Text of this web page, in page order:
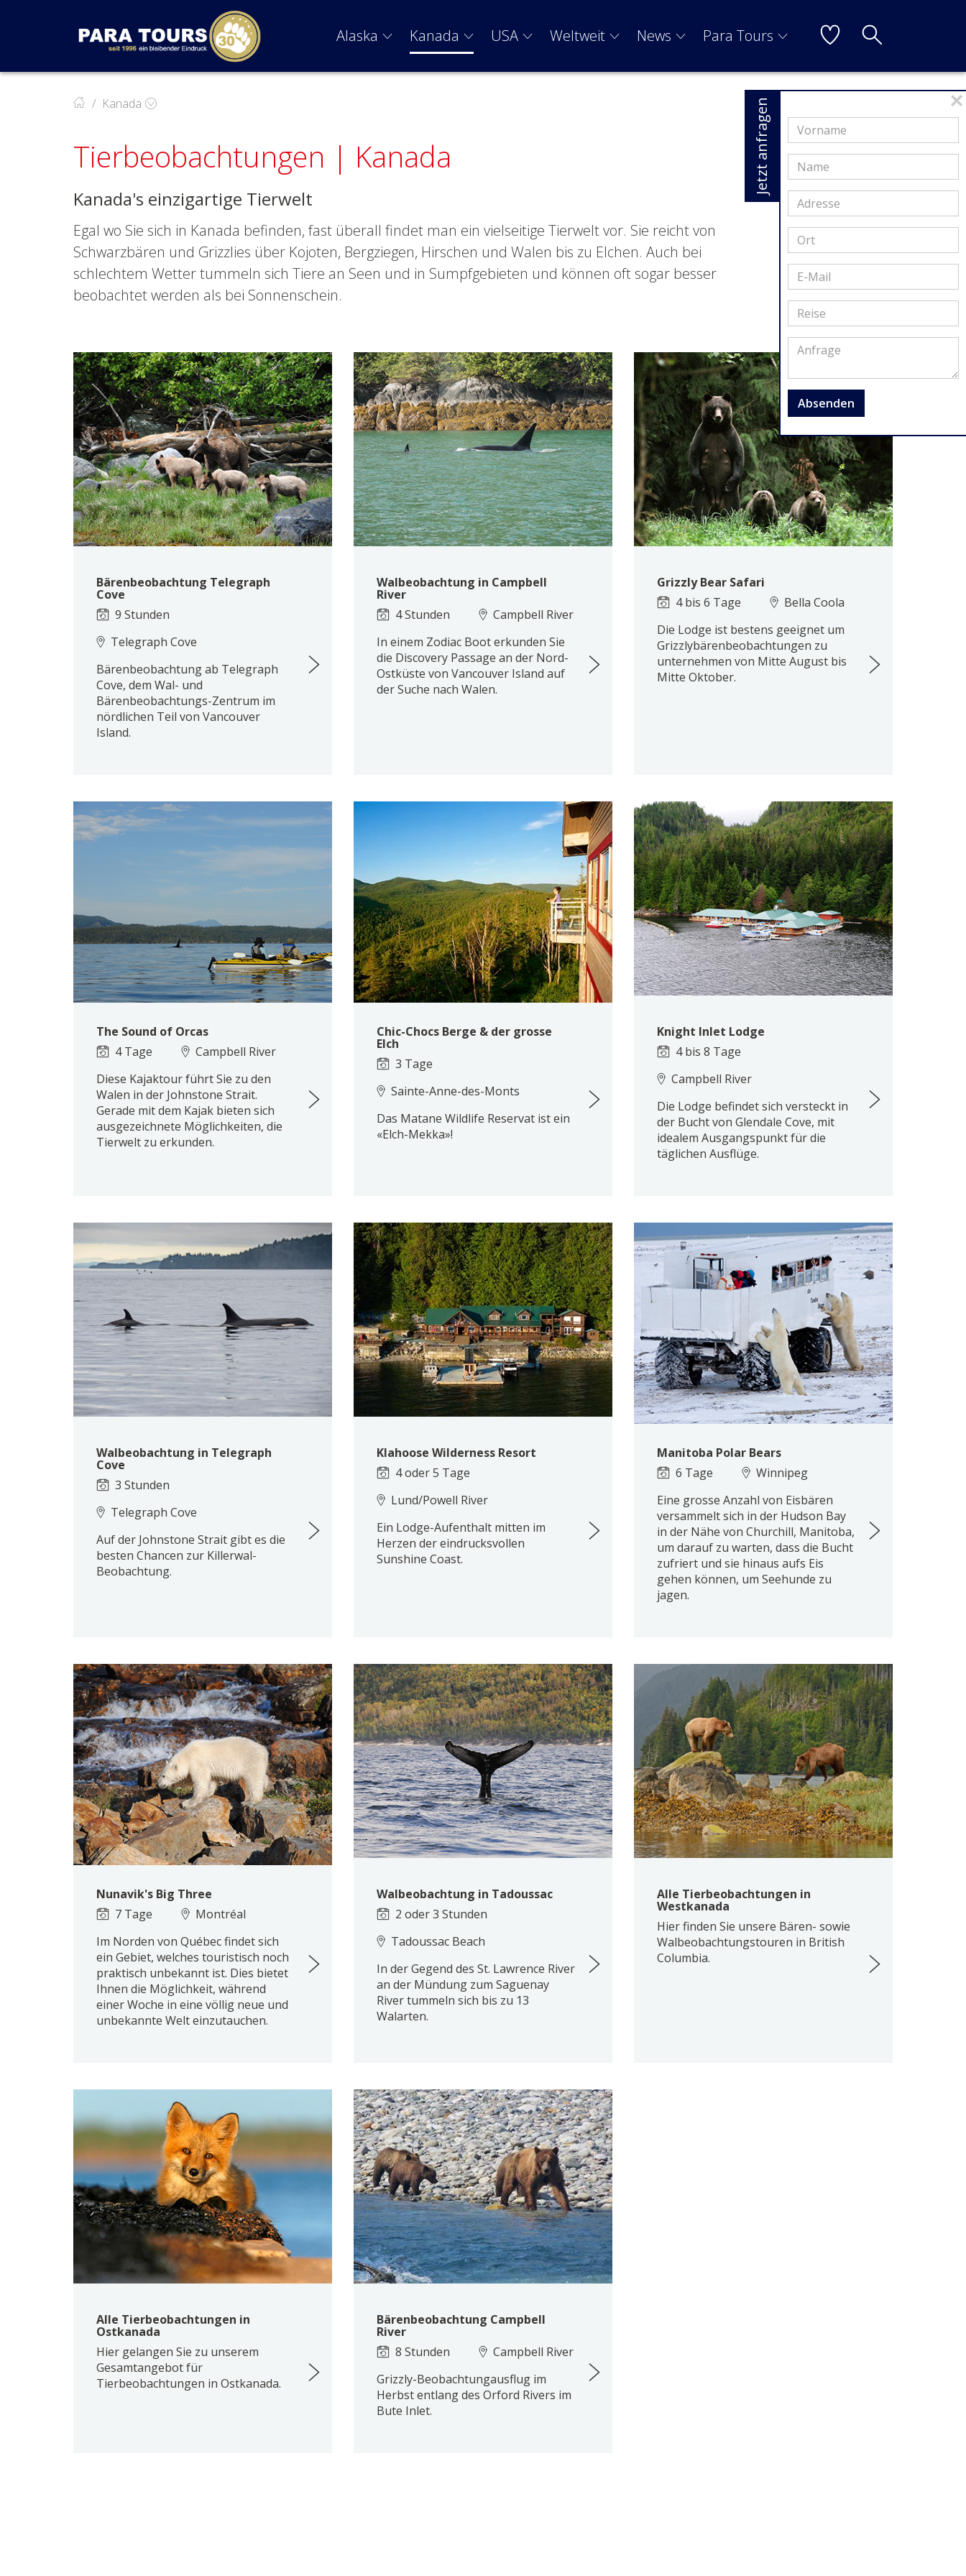
Weiter zur Hauptnavigation
Weiter zum Inhalt
Weiter zur Kontaktseite Alaska Kanada USA Weltweit News Para Tours
Kanada
Tierbeobachtungen | Kanada
Kanada's einzigartige Tierwelt
Egal wo Sie sich in Kanada befinden, fast überall findet man ein vielseitige Tierwelt vor. Sie reicht von
Schwarzbären und Grizzlies über Kojoten, Bergziegen, Hirschen und Walen bis zu Elchen. Auch bei
schlechtem Wetter tummeln sich Tiere an Seen und in Sumpfgebieten und können oft sogar besser
beobachtet werden als bei Sonnenschein.
Bärenbeobachtung Telegraph
Cove
9 Stunden
Telegraph Cove
Bärenbeobachtung ab Telegraph
Cove, dem Wal- und
Bärenbeobachtungs-Zentrum im
nördlichen Teil von Vancouver
Island.
Walbeobachtung in Campbell
River
4 Stunden
Campbell River
In einem Zodiac Boot erkunden Sie
die Discovery Passage an der Nord-
Ostküste von Vancouver Island auf
der Suche nach Walen.
Grizzly Bear Safari
4 bis 6 Tage
Bella Coola
Die Lodge ist bestens geeignet um
Grizzlybärenbeobachtungen zu
unternehmen von Mitte August bis
Mitte Oktober.
The Sound of Orcas
4 Tage
Campbell River
Diese Kajaktour führt Sie zu den
Walen in der Johnstone Strait.
Gerade mit dem Kajak bieten sich
ausgezeichnete Möglichkeiten, die
Tierwelt zu erkunden.
Chic-Chocs Berge & der grosse
Elch
3 Tage
Sainte-Anne-des-Monts
Das Matane Wildlife Reservat ist ein
«Elch-Mekka»!
Knight Inlet Lodge
4 bis 8 Tage
Campbell River
Die Lodge befindet sich versteckt in
der Bucht von Glendale Cove, mit
idealem Ausgangspunkt für die
täglichen Ausflüge.
Walbeobachtung in Telegraph
Cove
3 Stunden
Telegraph Cove
Auf der Johnstone Strait gibt es die
besten Chancen zur Killerwal-
Beobachtung.
Klahoose Wilderness Resort
4 oder 5 Tage
Lund/Powell River
Ein Lodge-Aufenthalt mitten im
Herzen der eindrucksvollen
Sunshine Coast.
Manitoba Polar Bears
6 Tage
Winnipeg
Eine grosse Anzahl von Eisbären
versammelt sich in der Hudson Bay
in der Nähe von Churchill, Manitoba,
um darauf zu warten, dass die Bucht
zufriert und sie hinaus aufs Eis
gehen können, um Seehunde zu
jagen.
Nunavik's Big Three
7 Tage
Montréal
Im Norden von Québec findet sich
ein Gebiet, welches touristisch noch
praktisch unbekannt ist. Dies bietet
Ihnen die Möglichkeit, während
einer Woche in eine völlig neue und
unbekannte Welt einzutauchen.
Walbeobachtung in Tadoussac
2 oder 3 Stunden
Tadoussac Beach
In der Gegend des St. Lawrence River
an der Mündung zum Saguenay
River tummeln sich bis zu 13
Walarten.
Alle Tierbeobachtungen in
Westkanada
Hier finden Sie unsere Bären- sowie
Walbeobachtungstouren in British
Columbia.
Alle Tierbeobachtungen in
Ostkanada
Hier gelangen Sie zu unserem
Gesamtangebot für
Tierbeobachtungen in Ostkanada.
Bärenbeobachtung Campbell
River
8 Stunden
Campbell River
Grizzly-Beobachtungausflug im
Herbst entlang des Orford Rivers im
Bute Inlet.
Jetzt anfragen
Absenden